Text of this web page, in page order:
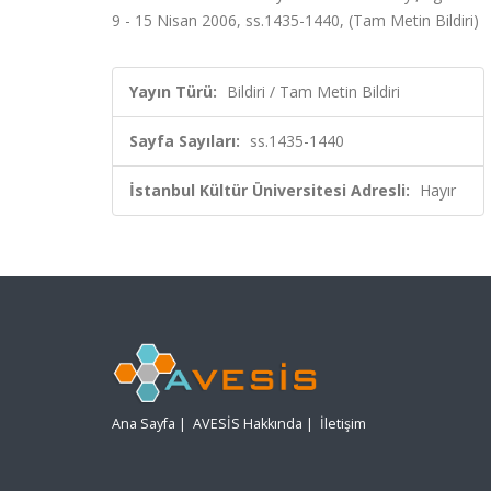
9 - 15 Nisan 2006, ss.1435-1440, (Tam Metin Bildiri)
Yayın Türü: Bildiri / Tam Metin Bildiri
Sayfa Sayıları: ss.1435-1440
İstanbul Kültür Üniversitesi Adresli: Hayır
Ana Sayfa | AVESİS Hakkında | İletişim